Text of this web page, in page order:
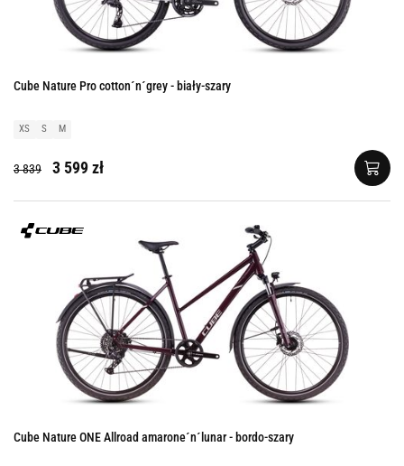
Cube Nature Pro cotton´n´grey - biały-szary
XS S M
3 839 3 599 zł
Cube Nature ONE Allroad amarone´n´lunar - bordo-szary